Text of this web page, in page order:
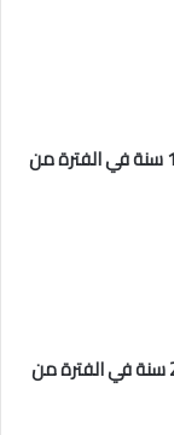
شغل سموه المنصب لمدة 11 سنة في الفترة من
شغل سموه المنصب لمدة 28 سنة في الفترة من